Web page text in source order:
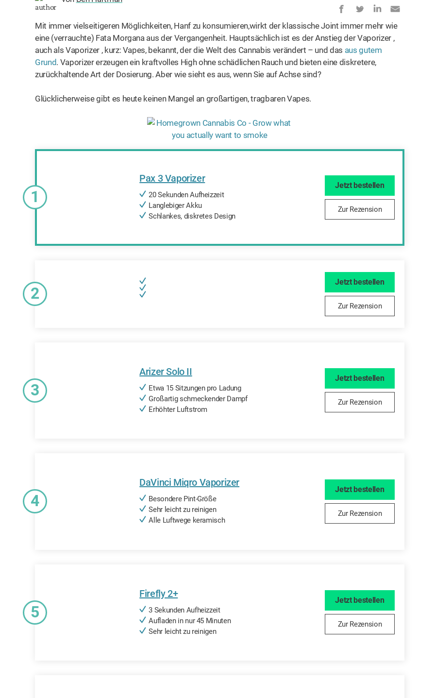
Mit immer vielseitigeren Möglichkeiten, Hanf zu konsumieren,wirkt der klassische Joint immer mehr wie
eine (verrauchte) Fata Morgana aus der Vergangenheit. Hauptsächlich ist es der Anstieg der Vaporizer ,
auch als Vaporizer , kurz: Vapes, bekannt, der die Welt des Cannabis verändert – und das aus gutem
Grund. Vaporizer erzeugen ein kraftvolles High ohne schädlichen Rauch und bieten eine diskretere,
zurückhaltende Art der Dosierung. Aber wie sieht es aus, wenn Sie auf Achse sind?
Glücklicherweise gibt es heute keinen Mangel an großartigen, tragbaren Vapes.
1
Pax 3 Vaporizer
20 Sekunden Aufheizzeit
Langlebiger Akku
Schlankes, diskretes Design
Jetzt bestellen
Zur Rezension
2
Jetzt bestellen
Zur Rezension
3
Arizer Solo II
Etwa 15 Sitzungen pro Ladung
Großartig schmeckender Dampf
Erhöhter Luftstrom
Jetzt bestellen
Zur Rezension
4
DaVinci Miqro Vaporizer
Besondere Pint-Größe
Sehr leicht zu reinigen
Alle Luftwege keramisch
Jetzt bestellen
Zur Rezension
5
Firefly 2+
3 Sekunden Aufheizzeit
Aufladen in nur 45 Minuten
Sehr leicht zu reinigen
Jetzt bestellen
Zur Rezension